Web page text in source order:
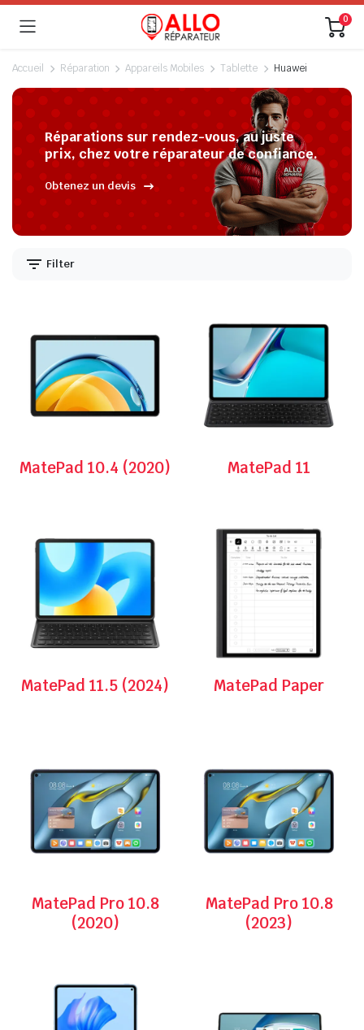
0
Accueil Réparation Appareils Mobiles Tablette Huawei
Réparations sur rendez-vous, au juste
prix, chez votre réparateur de confiance.
Obtenez un devis
Filter
MatePad 10.4 (2020) MatePad 11
MatePad 11.5 (2024) MatePad Paper
MatePad Pro 10.8
(2020)
MatePad Pro 10.8
(2023)